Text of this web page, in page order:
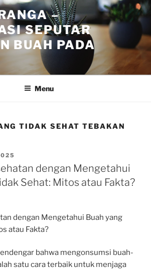
–
SEPUTAR
BUAH PADA
Menu
TIDAK SEHAT TEBAKAN
dengan Mengetahui
Sehat: Mitos atau Fakta?
dengan Mengetahui Buah yang
atau Fakta?
bahwa mengonsumsi buah-
satu cara terbaik untuk menjaga